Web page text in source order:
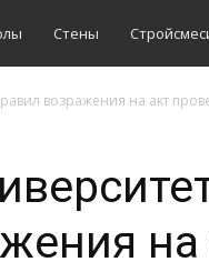
Стены
возражения на акт
на